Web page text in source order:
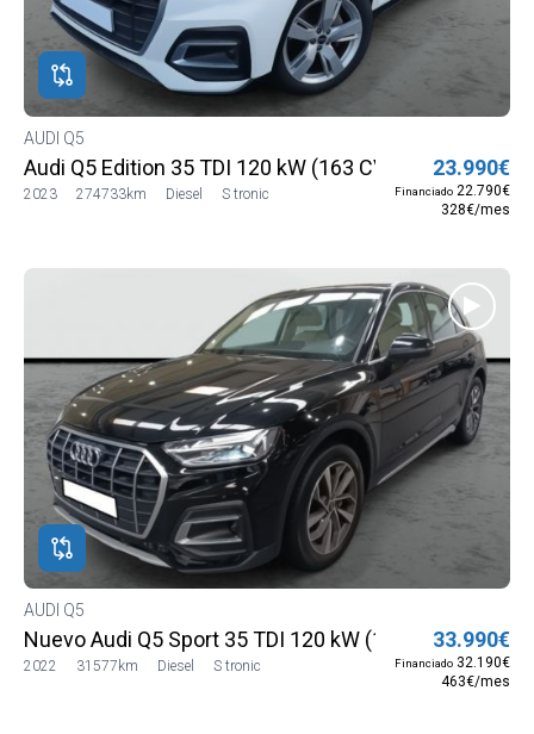
AUDI Q5
Audi Q5 Edition 35 TDI 120 kW (163 CV) S tronic
2023 274733km Diesel S tronic
23.990€
Financiado 22.790€
328€/mes
AUDI Q5
Nuevo Audi Q5 Sport 35 TDI 120 kW (163 CV) S tronic
2022 31577km Diesel S tronic
33.990€
Financiado 32.190€
463€/mes